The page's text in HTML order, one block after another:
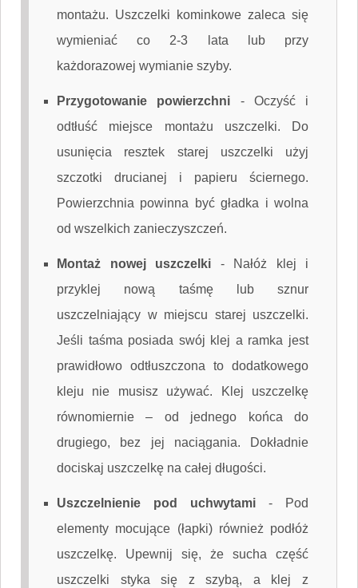
montażu. Uszczelki kominkowe zaleca się
wymieniać co 2-3 lata lub przy
każdorazowej wymianie szyby.
Przygotowanie powierzchni - Oczyść i
odtłuść miejsce montażu uszczelki. Do
usunięcia resztek starej uszczelki użyj
szczotki drucianej i papieru ściernego.
Powierzchnia powinna być gładka i wolna
od wszelkich zanieczyszczeń.
Montaż nowej uszczelki -
Nałóż klej i
przyklej nową taśmę lub sznur
uszczelniający w miejscu starej uszczelki.
Jeśli taśma posiada swój klej a ramka jest
prawidłowo odtłuszczona to dodatkowego
kleju nie musisz używać. Klej uszczelkę
równomiernie – od jednego końca do
drugiego, bez jej naciągania. Dokładnie
dociskaj uszczelkę na całej długości.
Uszczelnienie pod uchwytami -
Pod
elementy mocujące (łapki) również podłóż
uszczelkę. Upewnij się, że sucha część
uszczelki styka się z szybą, a klej z